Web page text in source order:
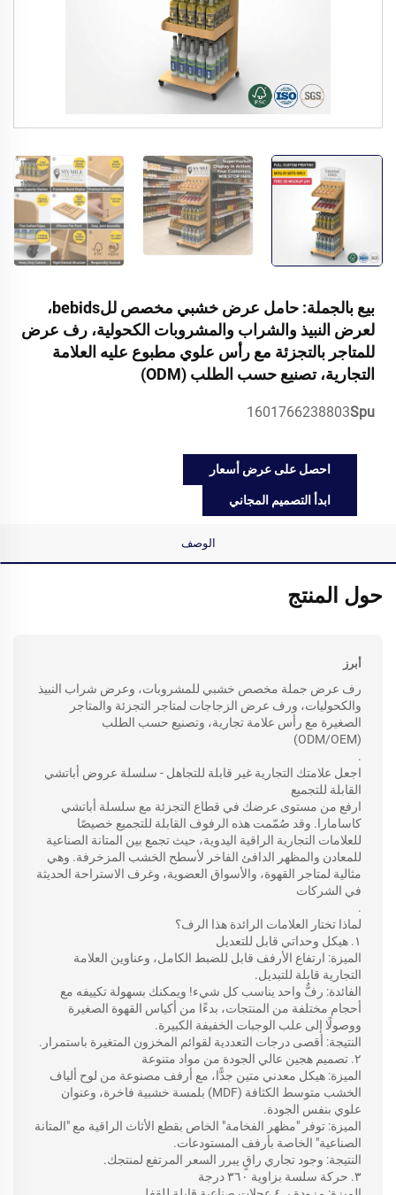
بيع بالجملة: حامل عرض خشبي مخصص للbebids،
لعرض النبيذ والشراب والمشروبات الكحولية، رف عرض
للمتاجر بالتجزئة مع رأس علوي مطبوع عليه العلامة
التجارية، تصنيع حسب الطلب (ODM)
Spu
1601766238803
احصل على عرض أسعار
ابدأ التصميم المجاني
الوصف
حول المنتج
أبرز
رف عرض جملة مخصص خشبي للمشروبات، وعرض شراب النبيذ
والكحوليات، ورف عرض الزجاجات لمتاجر التجزئة والمتاجر
الصغيرة مع رأس علامة تجارية، وتصنيع حسب الطلب
(ODM/OEM)
.
اجعل علامتك التجارية غير قابلة للتجاهل - سلسلة عروض أباتشي
القابلة للتجميع
ارفع من مستوى عرضك في قطاع التجزئة مع سلسلة أباتشي
كاسامارا. وقد صُمّمت هذه الرفوف القابلة للتجميع خصيصًا
للعلامات التجارية الراقية اليدوية، حيث تجمع بين المتانة الصناعية
للمعادن والمظهر الدافئ الفاخر لأسطح الخشب المزخرفة. وهي
مثالية لمتاجر القهوة، والأسواق العضوية، وغرف الاستراحة الحديثة
في الشركات
.
لماذا تختار العلامات الرائدة هذا الرف؟
١. هيكل وحداتي قابل للتعديل
الميزة: ارتفاع الأرفف قابل للضبط الكامل، وعناوين العلامة
التجارية قابلة للتبديل.
الفائدة: رفٌّ واحد يناسب كل شيء! ويمكنك بسهولة تكييفه مع
أحجام مختلفة من المنتجات، بدءًا من أكياس القهوة الصغيرة
ووصولًا إلى علب الوجبات الخفيفة الكبيرة.
النتيجة: أقصى درجات التعددية لقوائم المخزون المتغيرة باستمرار.
٢. تصميم هجين عالي الجودة من مواد متنوعة
الميزة: هيكل معدني متين جدًّا، مع أرفف مصنوعة من لوح ألياف
الخشب متوسط الكثافة (MDF) بلمسة خشبية فاخرة، وعنوان
علوي بنفس الجودة.
الميزة: توفر "مظهر الفخامة" الخاص بقطع الأثاث الراقية مع "المتانة
الصناعية" الخاصة بأرفف المستودعات.
النتيجة: وجود تجاري راقٍ يبرر السعر المرتفع لمنتجك.
٣. حركة سلسة بزاوية ٣٦٠ درجة